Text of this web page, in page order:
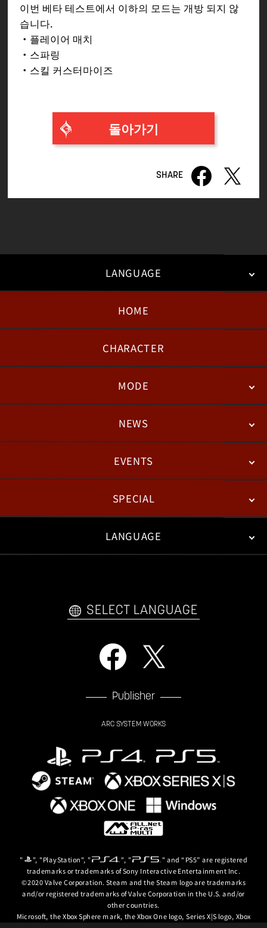
이번 베타 테스트에서 이하의 모드는 개방 되지 않
습니다.
・플레이어 매치
・스파링
・스킬 커스터마이즈
돌아가기
LANGUAGE
English
HOME
CHARACTER
MODE
BATTLENEWS
패치노트
EVENTS
ESPORTS
SPECIAL
WEB COMICS
LANGUAGE
SELECT LANGUAGE
Publisher
ARC SYSTEM WORKS
" ", "PlayStation", " ", " " and “PS5” are registered
trademarks or trademarks of Sony Interactive Entertainment Inc.
©2020 Valve Corporation. Steam and the Steam logo are trademarks
and/or registered trademarks of Valve Corporation in the U.S. and/or
other countries.
Microsoft, the Xbox Sphere mark, the Xbox One logo, Series X|S logo, Xbox